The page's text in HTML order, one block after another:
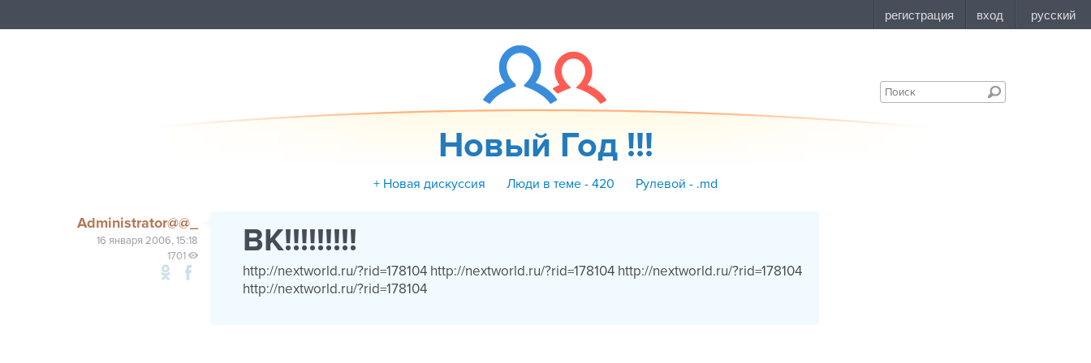
Новый Год !!!
+ Новая дискуссия Люди в теме - 420 Рулевой - .md
Administrator@@_
16 января 2006, 15:18
1701
BK!!!!!!!!!
http://nextworld.ru/?rid=178104 http://nextworld.ru/?rid=178104 http://nextworld.ru/?rid=178104
http://nextworld.ru/?rid=178104